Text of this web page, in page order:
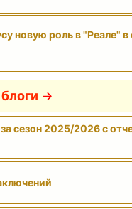
новую роль в "Реале" в
сезон 2025/2026 с